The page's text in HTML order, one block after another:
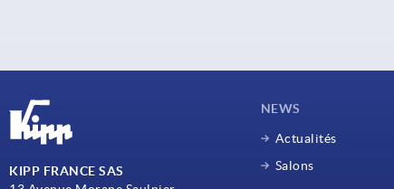
KIPP FRANCE SAS
NEWS
Actualités
Salons